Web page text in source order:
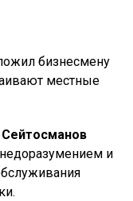
бизнесмену
местные
Сейтосманов
и